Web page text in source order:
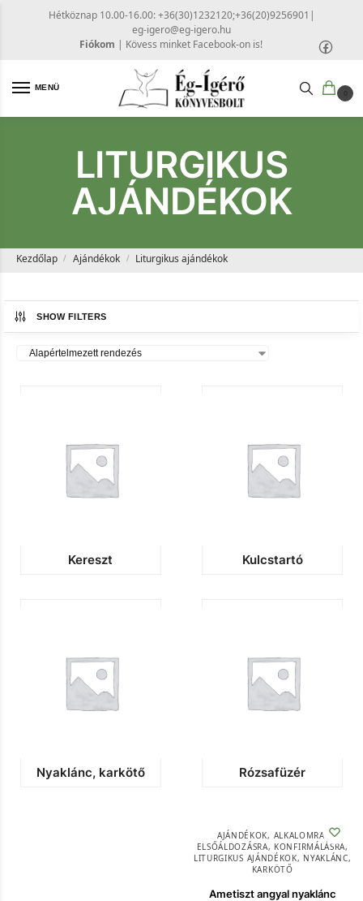
Hétköznap 10.00-16.00: +36(30)1232120;+36(20)9256901 |
eg-igero@eg-igero.hu
Fiókom | Kövess minket Facebook-on is!
MENÜ
0
LITURGIKUS
AJÁNDÉKOK
Kezdőlap / Ajándékok / Liturgikus ajándékok
SHOW FILTERS
Kereszt Kulcstartó
Nyaklánc, karkötő Rózsafüzér
AJÁNDÉKOK, ALKALOMRA
ELSŐÁLDOZÁSRA, KONFIRMÁLÁSRA,
LITURGIKUS AJÁNDÉKOK, NYAKLÁNC,
KARKÖTŐ
Ametiszt angyal nyaklánc